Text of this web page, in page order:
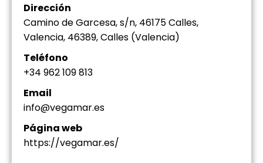
Dirección
Camino de Garcesa, s/n, 46175 Calles,
Valencia, 46389, Calles (Valencia)
Teléfono
+34 962 109 813
Email
info@vegamar.es
Página web
https://vegamar.es/